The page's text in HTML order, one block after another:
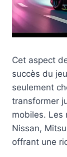
Cet aspect
succès du
seulement
transformer
mobiles. Les
Nissan,
offrant une